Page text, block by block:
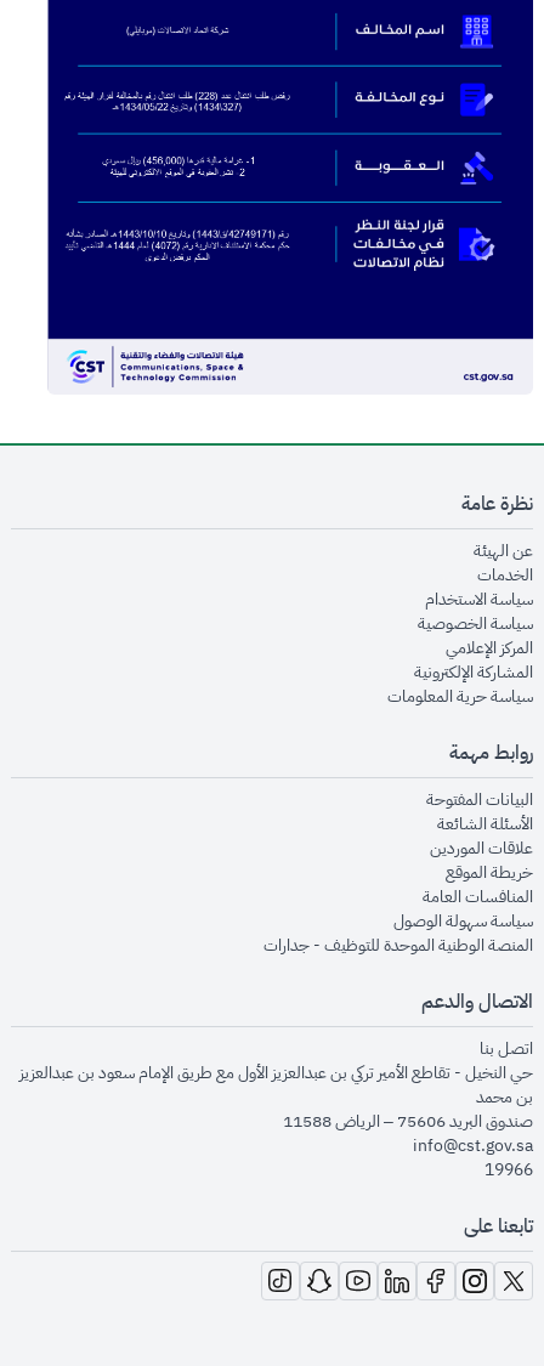
نظرة عامة
عن الهيئةopens in new window
الخدماتopens in new window
سياسة الاستخدام
سياسة الخصوصيةopens in new window
المركز الإعلاميopens in new window
المشاركة الإلكترونيةopens in new window
سياسة حرية المعلوماتopens in new window
روابط مهمة
البيانات المفتوحةopens in new window
الأسئلة الشائعةopens in new window
علاقات الموردينopens in new window
خريطة الموقعopens in new window
المنافسات العامةopens in new window
سياسة سهولة الوصولopens in new window
المنصة الوطنية الموحدة للتوظيف - جداراتopens in new window
الاتصال والدعم
اتصل بنا
حي النخيل - تقاطع الأمير تركي بن عبدالعزيز الأول مع طريق الإمام سعود بن عبدالعزيز
بن محمد
صندوق البريد 75606 – الرياض 11588
info@cst.gov.sa
19966
تابعنا على
opens in new window
opens in new window
opens in new window
opens in new window
opens in new window
opens in new window
opens in new window